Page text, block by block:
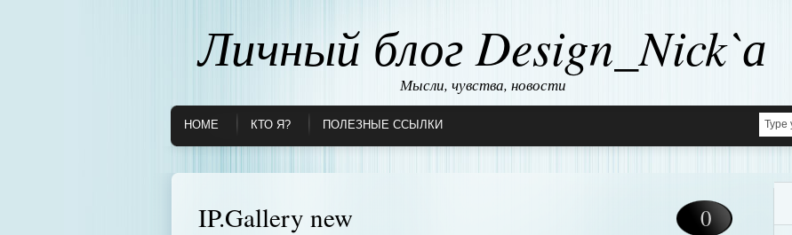
Личный блог Design_Nick`а
Мысли, чувства, новости
HOME КТО Я? ПОЛЕЗНЫЕ ССЫЛКИ
IP.Gallery new 0